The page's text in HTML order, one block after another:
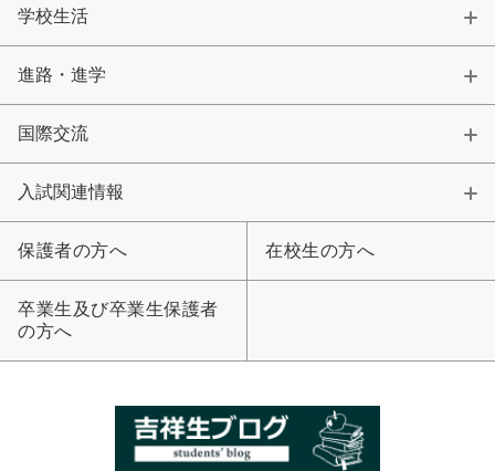
学校生活
進路・進学
国際交流
入試関連情報
保護者の方へ 在校生の方へ
卒業生及び卒業生保護者
の方へ